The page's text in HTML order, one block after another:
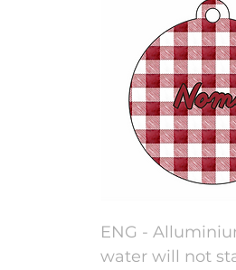
ENG -
water will not